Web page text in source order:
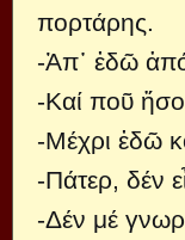
πορτάρης.
-Ἀπ᾿ ἐδῶ
-Καί ποῦ
-Μέχρι ἐδῶ
-Πάτερ, δέν
-Δέν μέ